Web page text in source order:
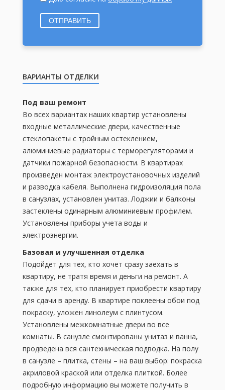
ОТПРАВИТЬ
ВАРИАНТЫ ОТДЕЛКИ
Под ваш ремонт
Во всех вариантах наших квартир установлены
входные металлические двери, качественные
стеклопакеты с тройным остеклением,
алюминиевые радиаторы с терморегуляторами и
датчики пожарной безопасности. В квартирах
произведен монтаж электроустановочных изделий
и разводка кабеля. Выполнена гидроизоляция пола
в санузлах, установлен унитаз. Лоджии и балконы
застеклены одинарным алюминиевым профилем.
Установлены приборы учета воды и
электроэнергии.
Базовая и улучшенная отделка
Подойдет для тех, кто хочет сразу заехать в
квартиру, не тратя время и деньги на ремонт. А
также для тех, кто планирует приобрести квартиру
для сдачи в аренду. В квартире поклеены обои под
покраску, уложен линолеум с плинтусом.
Установлены межкомнатные двери во все
комнаты. В санузле смонтированы унитаз и ванна,
продведена вся сантехническая подводка. На полу
в санузле – плитка, стены – на ваш выбор: покраска
акриловой краской или отделка плиткой. Более
подробную информацию вы можете получить в